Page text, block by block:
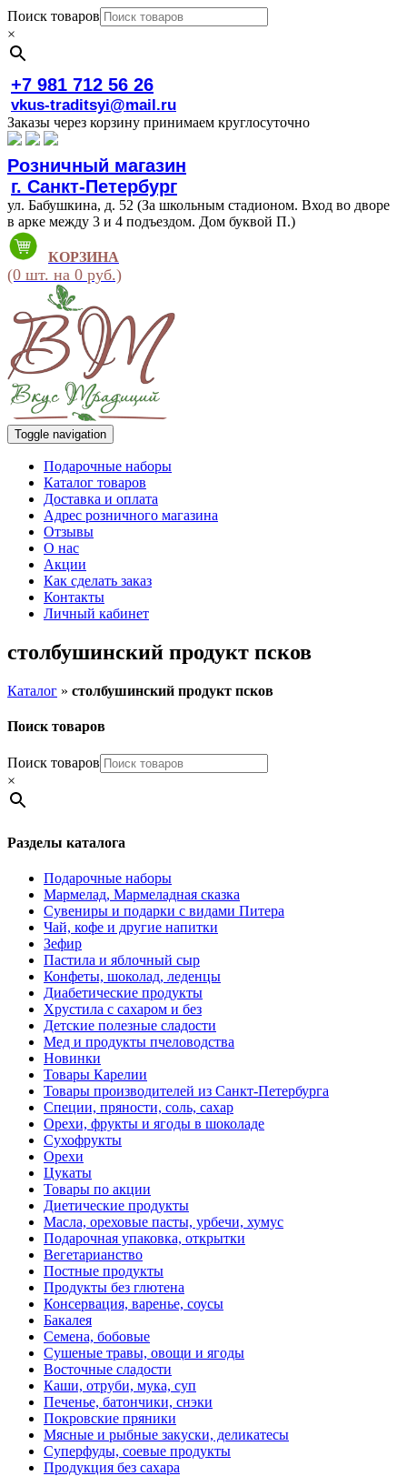
Поиск товаров
×
+7 981 712 56 26
vkus-traditsyi@mail.ru
Заказы через корзину принимаем круглосуточно
Розничный магазин
г. Санкт-Петербург
ул. Бабушкина, д. 52 (За школьным стадионом. Вход во дворе
в арке между 3 и 4 подъездом. Дом буквой П.)
КОРЗИНА
(0 шт. на 0 руб.)
Toggle navigation
Подарочные наборы
Каталог товаров
Доставка и оплата
Адрес розничного магазина
Отзывы
О нас
Акции
Как сделать заказ
Контакты
Личный кабинет
столбушинский продукт псков
Каталог » столбушинский продукт псков
Поиск товаров
Поиск товаров
×
Разделы каталога
Подарочные наборы
Мармелад, Мармеладная сказка
Сувениры и подарки с видами Питера
Чай, кофе и другие напитки
Зефир
Пастила и яблочный сыр
Конфеты, шоколад, леденцы
Диабетические продукты
Хрустила с сахаром и без
Детские полезные сладости
Мед и продукты пчеловодства
Новинки
Товары Карелии
Товары производителей из Санкт-Петербурга
Специи, пряности, соль, сахар
Орехи, фрукты и ягоды в шоколаде
Сухофрукты
Орехи
Цукаты
Товары по акции
Диетические продукты
Масла, ореховые пасты, урбечи, хумус
Подарочная упаковка, открытки
Вегетарианство
Постные продукты
Продукты без глютена
Консервация, варенье, соусы
Бакалея
Семена, бобовые
Сушеные травы, овощи и ягоды
Восточные сладости
Каши, отруби, мука, суп
Печенье, батончики, снэки
Покровские пряники
Мясные и рыбные закуски, деликатесы
Суперфуды, соевые продукты
Продукция без сахара